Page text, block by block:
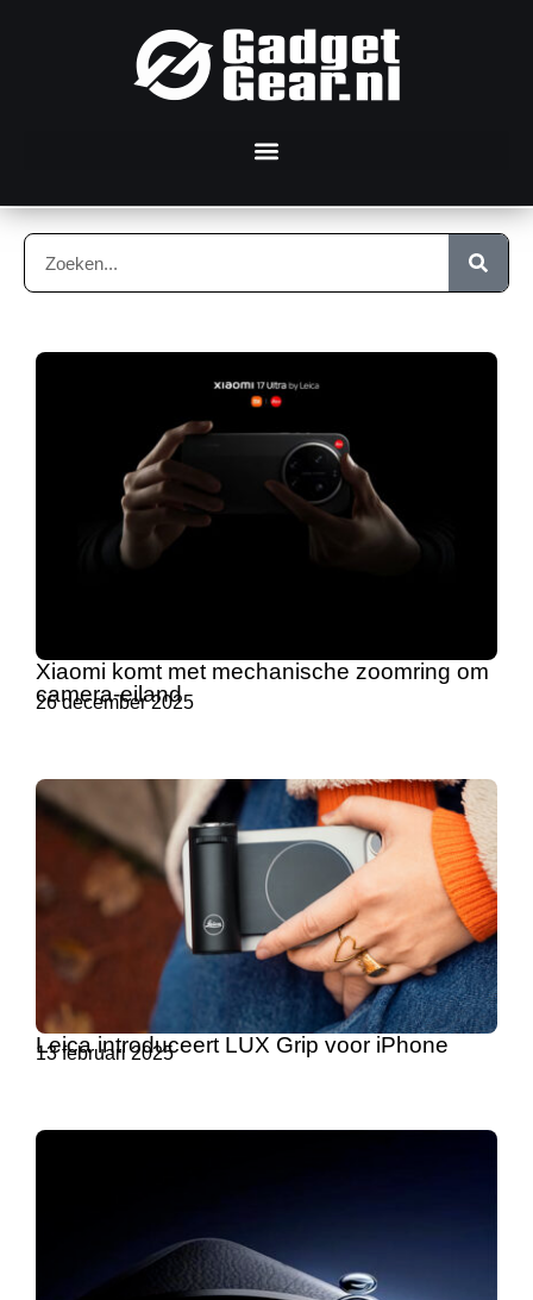
Xiaomi komt met mechanische zoomring om
camera-eiland
26 december 2025
Leica introduceert LUX Grip voor iPhone
13 februari 2025